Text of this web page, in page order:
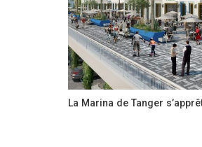
La Marina de Tanger